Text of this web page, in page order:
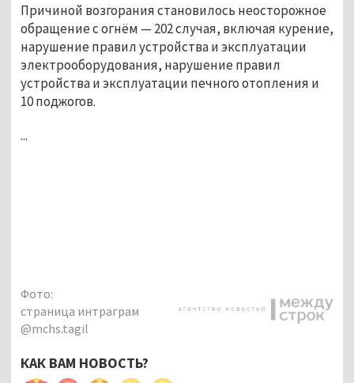
Причиной возгорания становилось неосторожное
обращение с огнём — 202 случая, включая курение,
нарушение правил устройства и эксплуатации
электрооборудования, нарушение правил
устройства и эксплуатации печного отопления и
10 поджогов.
...
Фото:
страница интраграм
@mchs.tagil
КАК ВАМ НОВОСТЬ?